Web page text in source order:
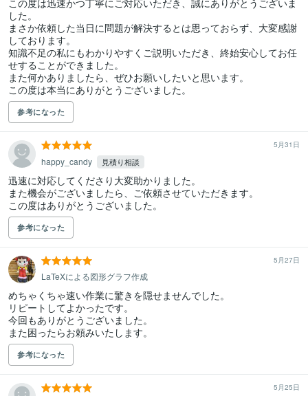
この度は迅速かつ丁寧にご対応いただき、誠にありがとうございま
した。
まさか依頼した当日に問題が解決するとは思っておらず、大変感謝
しております。
知識不足の私にもわかりやすくご説明いただき、終始安心してお任
せすることができました。
また何かありましたら、ぜひお願いしたいと思います。
この度は本当にありがとうございました。
参考になった
5月31日
happy_candy 見積り相談
迅速に対応してくださり大変助かりました。
また機会がございましたら、ご依頼させていただきます。
この度はありがとうございました。
参考になった
5月27日
LaTeXによる図形グラフ作成
めちゃくちゃ速い作業に驚きを隠せませんでした。
リピートしてよかったです。
今回もありがとうございました。
また困ったらお頼みいたします。
参考になった
5月25日